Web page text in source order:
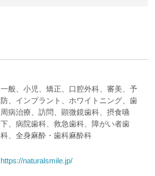
一般、小児、矯正、口腔外科、審美、予
防、インプラント、ホワイトニング、歯
周病治療、訪問、顕微鏡歯科、摂食嚥
下、病院歯科、救急歯科、障がい者歯
科、全身麻酔・歯科麻酔科
https://naturalsmile.jp/